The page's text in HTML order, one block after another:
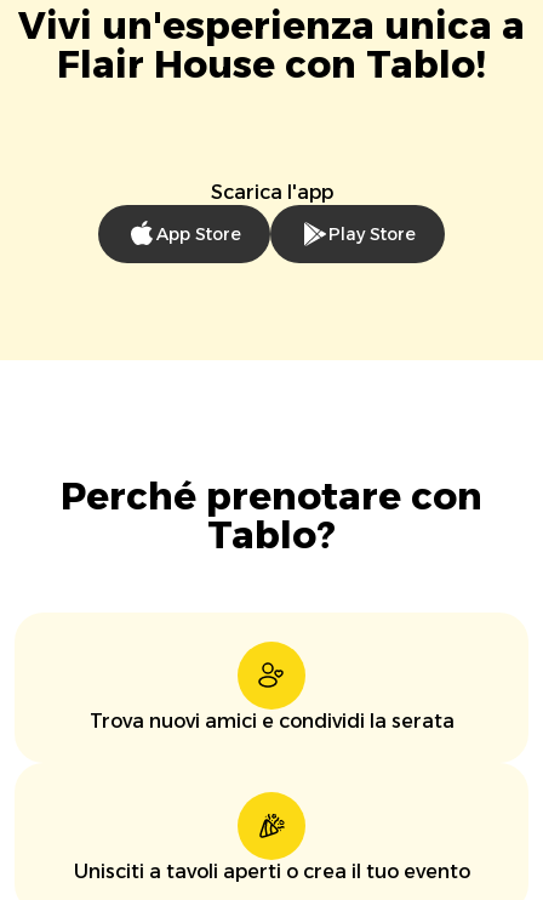
Vivi un'esperienza unica a
Flair House con Tablo!
Scarica l'app
App Store Play Store
Perché prenotare con
Tablo?
Trova nuovi amici e condividi la serata
Unisciti a tavoli aperti o crea il tuo evento